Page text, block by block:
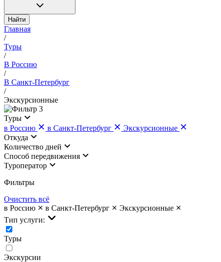
Найти
Главная
/
Туры
/
В Россию
/
В Санкт-Петербург
/
Экскурсионные
3
Туры
в Россию
в Санкт-Петербург
Экскурсионные
Откуда
Количество дней
Cпособ передвижения
Туроператор
Фильтры
Очистить всё
в Россию
в Санкт-Петербург
Экскурсионные
Тип услуги:
Туры
Экскурсии